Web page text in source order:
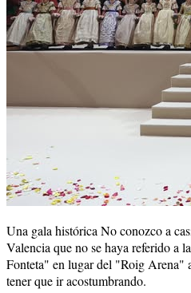
Una gala histórica No conozco a
Valencia que no se haya referido a
Fonteta" en lugar del "Roig Arena"
tener que ir acostumbrando.